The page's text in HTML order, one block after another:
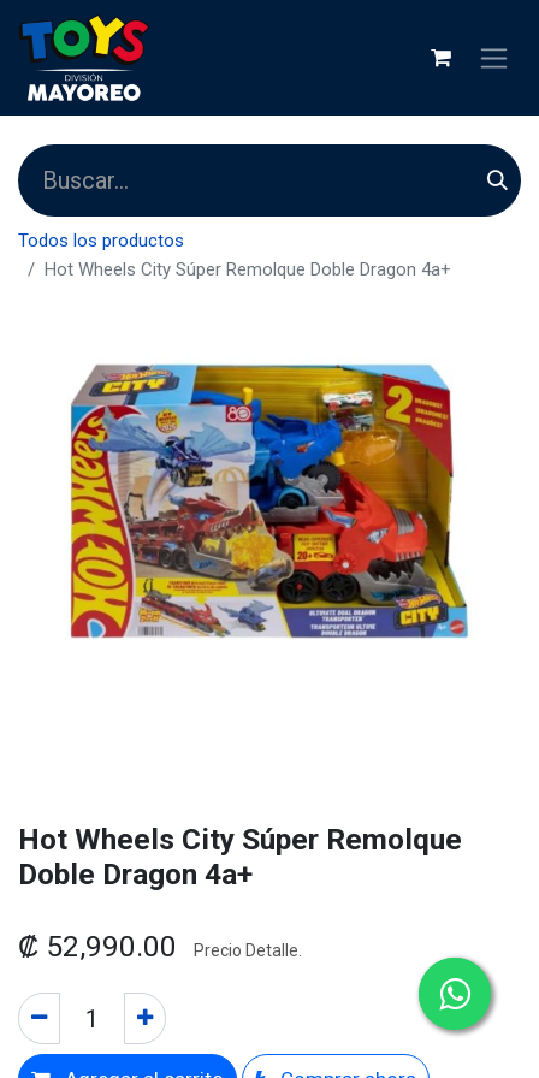
Todos los productos
Hot Wheels City Súper Remolque Doble Dragon 4a+
Hot Wheels City Súper Remolque
Doble Dragon 4a+
₡ 52,990.00 Precio Detalle.